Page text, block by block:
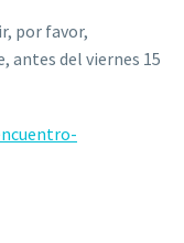
por favor,
antes del viernes 15